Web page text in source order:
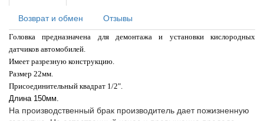
Возврат и обмен Отзывы
Головка предназначена для демонтажа и установки кислородных
датчиков автомобилей.
Имеет разрезную конструкцию.
Размер 22мм.
Присоединительный квадрат 1/2".
Длина 150мм.
На производственный брак производитель дает пожизненную